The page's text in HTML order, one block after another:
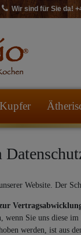
Wir sind für Sie da!
Website. Der
wenn Sie uns
werden, ist aus